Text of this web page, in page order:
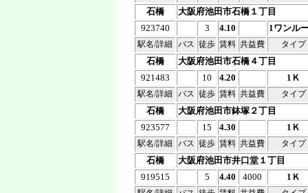
石橋
大阪府池田市石橋１丁目
923740
3 4.10 1ワンル
駅名/詳細 バス 徒歩 賃料 共益費 タイプ
石橋
大阪府池田市石橋４丁目
921483
10 4.20 1Ｋ
駅名/詳細 バス 徒歩 賃料 共益費 タイプ
石橋
大阪府池田市鉢塚２丁目
923577
15 4.30 1Ｋ
駅名/詳細 バス 徒歩 賃料 共益費 タイプ
石橋
大阪府池田市井口堂１丁目
919515
5 4.40 4000 1Ｋ